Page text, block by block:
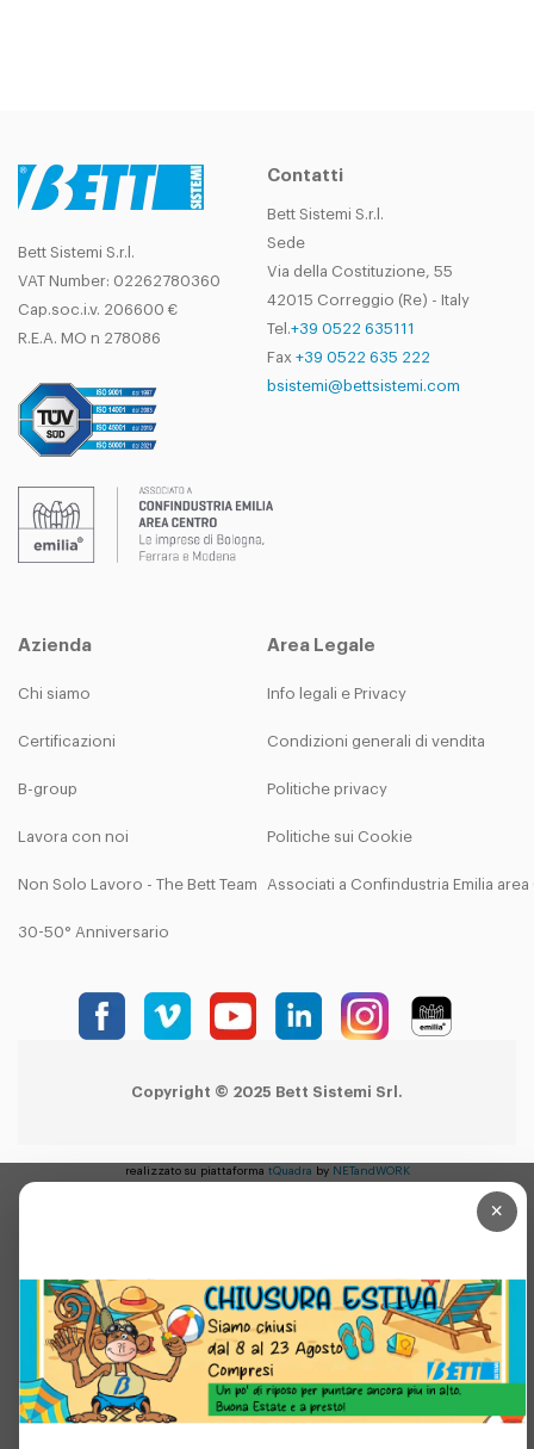
Bett Sistemi S.r.l.
VAT Number: 02262780360
Cap.soc.i.v. 206600 €
R.E.A. MO n 278086
Contatti
Bett Sistemi S.r.l.
Sede
Via della Costituzione, 55
42015 Correggio (Re) - Italy
Tel.+39 0522 635111
Fax +39 0522 635 222
bsistemi@bettsistemi.com
Azienda
Chi siamo
Certificazioni
B-group
Lavora con noi
Non Solo Lavoro - The Bett Team
30-50° Anniversario
Area Legale
Info legali e Privacy
Condizioni generali di vendita
Politiche privacy
Politiche sui Cookie
Associati a Confindustria Emilia
Copyright © 2025 Bett Sistemi Srl.
×
realizzato su piattaforma tQuadra by NETandWORK